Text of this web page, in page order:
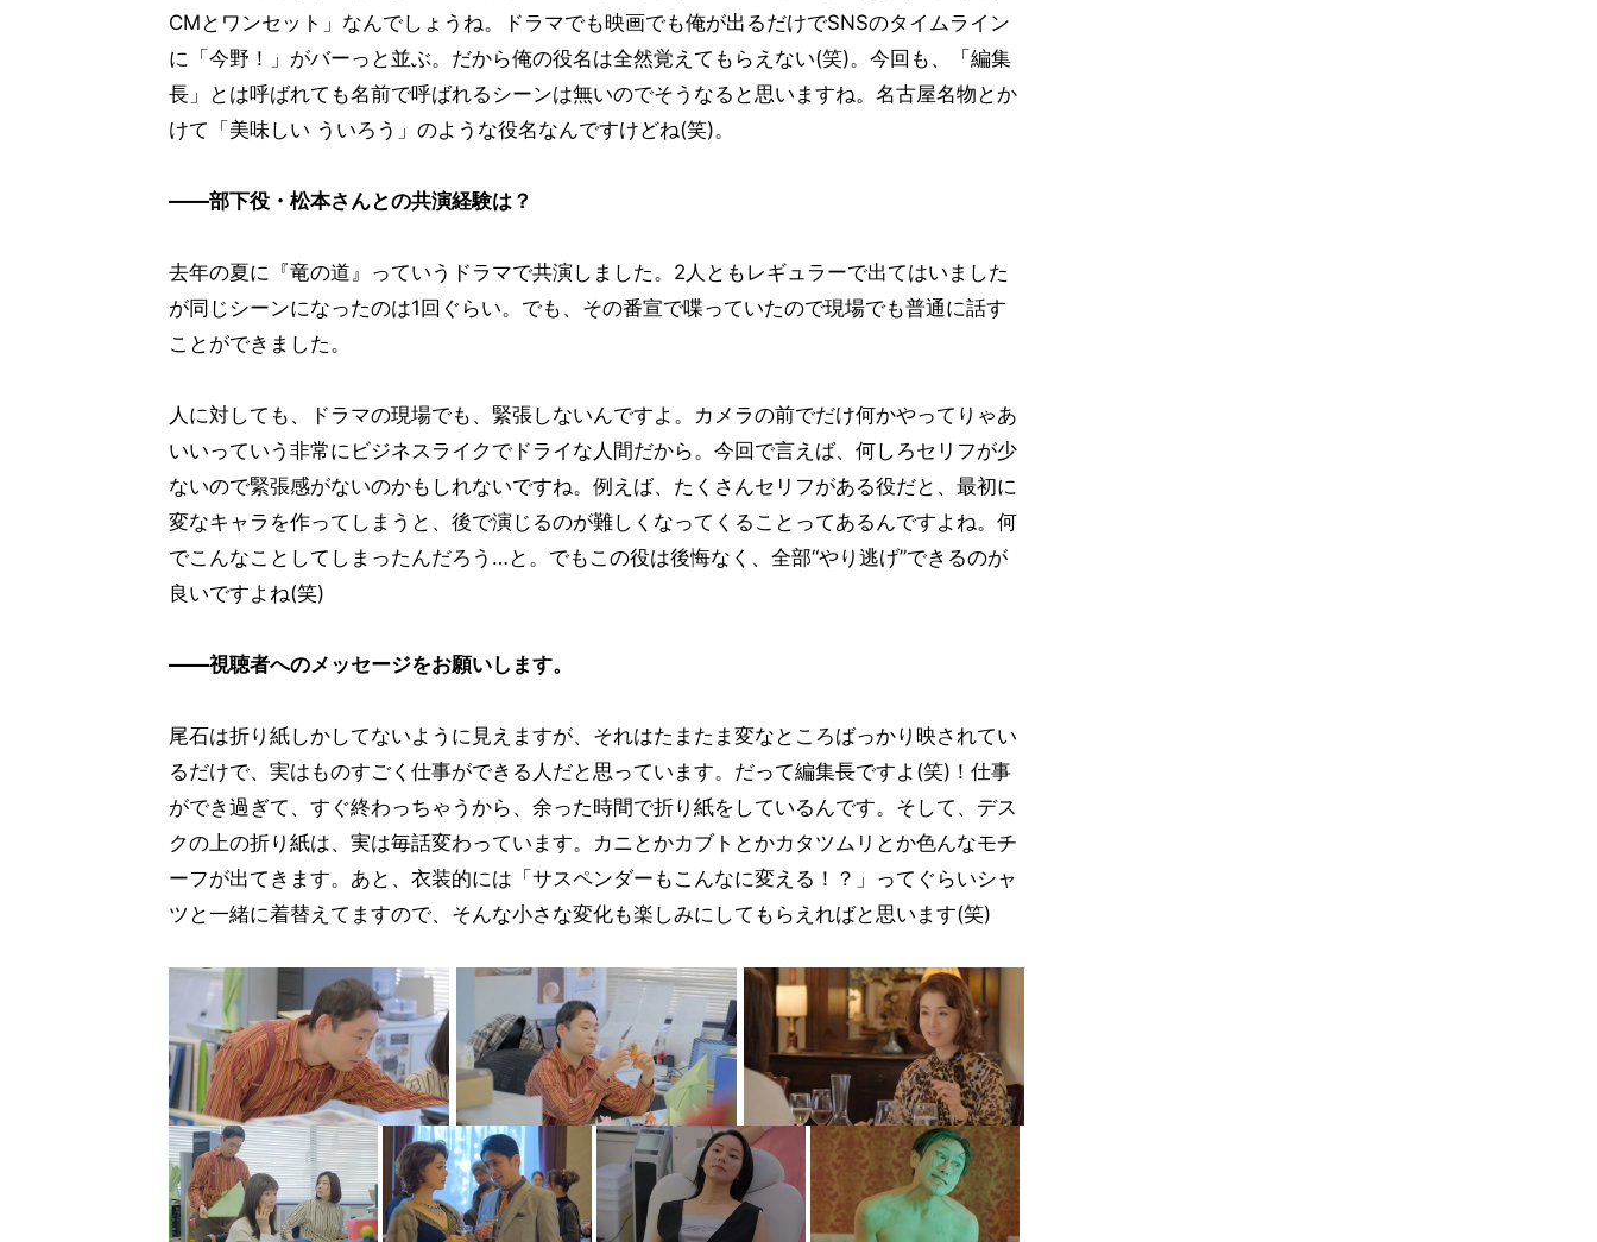
CMとワンセット」なんでしょうね。ドラマでも映画でも俺が出るだけでSNSのタイムライン
に「今野！」がバーっと並ぶ。だから俺の役名は全然覚えてもらえない(笑)。今回も、「編集
長」とは呼ばれても名前で呼ばれるシーンは無いのでそうなると思いますね。名古屋名物とか
けて「美味しい ういろう」のような役名なんですけどね(笑)。
――部下役・松本さんとの共演経験は？
去年の夏に『竜の道』っていうドラマで共演しました。2人ともレギュラーで出てはいました
が同じシーンになったのは1回ぐらい。でも、その番宣で喋っていたので現場でも普通に話す
ことができました。
人に対しても、ドラマの現場でも、緊張しないんですよ。カメラの前でだけ何かやってりゃあ
いいっていう非常にビジネスライクでドライな人間だから。今回で言えば、何しろセリフが少
ないので緊張感がないのかもしれないですね。例えば、たくさんセリフがある役だと、最初に
変なキャラを作ってしまうと、後で演じるのが難しくなってくることってあるんですよね。何
でこんなことしてしまったんだろう…と。でもこの役は後悔なく、全部“やり逃げ”できるのが
良いですよね(笑)
――視聴者へのメッセージをお願いします。
尾石は折り紙しかしてないように見えますが、それはたまたま変なところばっかり映されてい
るだけで、実はものすごく仕事ができる人だと思っています。だって編集長ですよ(笑)！仕事
ができ過ぎて、すぐ終わっちゃうから、余った時間で折り紙をしているんです。そして、デス
クの上の折り紙は、実は毎話変わっています。カニとかカブトとかカタツムリとか色んなモチ
ーフが出てきます。あと、衣装的には「サスペンダーもこんなに変える！？」ってぐらいシャ
ツと一緒に着替えてますので、そんな小さな変化も楽しみにしてもらえればと思います(笑)